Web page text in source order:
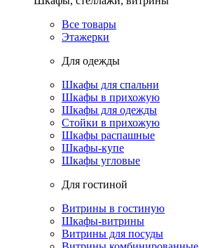
Все товары
Этажерки
Для одежды
Шкафы для спальни
Шкафы в прихожую
Шкафы для одежды
Стойки в прихожую
Шкафы распашные
Шкафы-купе
Шкафы угловые
Для гостиной
Витрины в гостиную
Шкафы-витрины
Витрины для посуды